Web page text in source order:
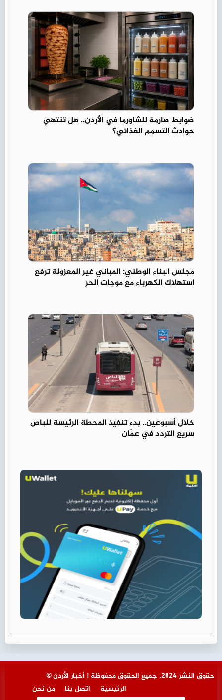
ضوابط صارمة للشاورما في الأردن.. هل تنتهي
حوادث التسمم الغذائي؟
مجلس البناء الوطني: المباني غير المعزولة ترفع
استهلاك الكهرباء مع موجات الحر
خلال أسبوعين.. بدء تنفيذ المحطة الرئيسة للباص
سريع التردد في عمّان
© حقوق النشر 2024، جميع الحقوق محفوظة | أخبار الأردن
من نحن
اتصل بنا الرئيسية